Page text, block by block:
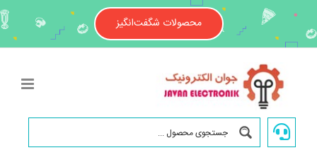
content
محصولات شگفت‌انگیز